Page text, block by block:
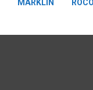
MÄRKLIN ROCO